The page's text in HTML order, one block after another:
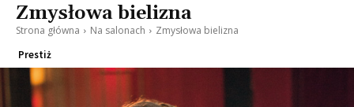
Zmysłowa bielizna
Strona główna Na salonach
Zmysłowa bielizna
Prestiż